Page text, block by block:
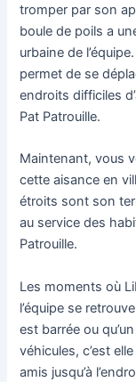
tromper par son
boule de poils a
urbaine de
permet de se
endroits difficiles
Pat Patrouille.
Maintenant, vous
cette aisance en
étroits sont son
au service des
Patrouille.
Les moments où
l’équipe se
est barrée ou
véhicules, c’est
amis jusqu’à